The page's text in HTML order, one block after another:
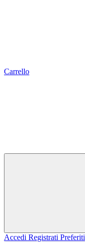
Carrello
Accedi Registrati Preferiti